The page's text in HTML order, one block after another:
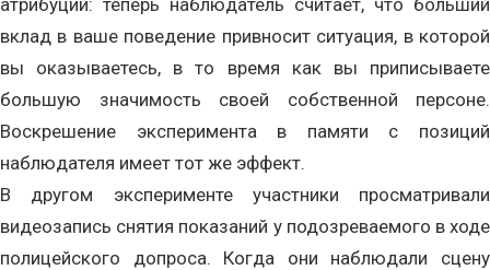
атрибуций: теперь наблюдатель считает, что больший
вклад в ваше поведение привносит ситуация, в которой
вы оказываетесь, в то время как вы приписываете
большую значимость своей собственной персоне.
Воскрешение эксперимента в памяти с позиций
наблюдателя имеет тот же эффект.
В другом эксперименте участники просматривали
видеозапись снятия показаний у подозреваемого в ходе
полицейского допроса. Когда они наблюдали сцену